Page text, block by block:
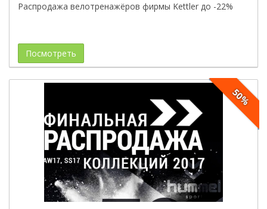
Распродажа велотренажёров фирмы Kettler до -22%
Посмотреть
50%